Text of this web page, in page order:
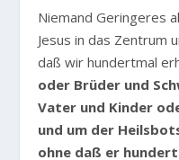
Niemand Geringeres
Jesus in das Zentrum
daß wir hundertmal
oder Brüder und
Vater und Kinder
und um der
ohne daß er